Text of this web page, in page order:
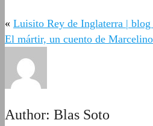
« Luisito Rey de Inglaterra |
El mártir, un cuento de
Author: Blas Soto